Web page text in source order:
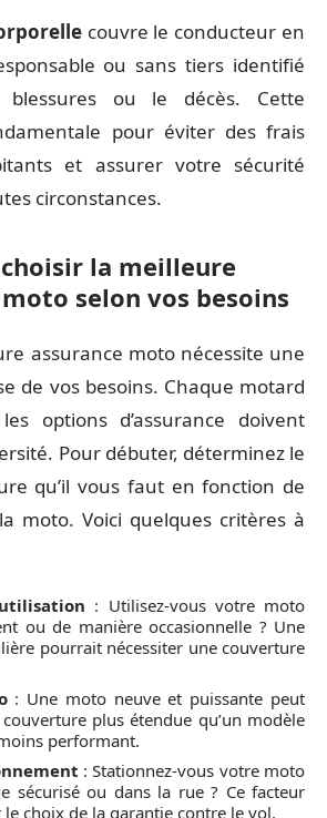
couvre le conducteur en
ou sans tiers identifié
blessures ou le décès. Cette
pour éviter des frais
et assurer votre sécurité
circonstances.
la meilleure
selon vos besoins
assurance moto nécessite une
de vos besoins. Chaque motard
options d’assurance doivent
Pour débuter, déterminez le
qu’il vous faut en fonction de
moto. Voici quelques critères à
: Utilisez-vous votre moto
ou de manière occasionnelle ? Une
pourrait nécessiter une couverture
: Une moto neuve et puissante peut
plus étendue qu’un modèle
performant.
: Stationnez-vous votre moto
sécurisé ou dans la rue ? Ce facteur
choix de la garantie contre le vol.